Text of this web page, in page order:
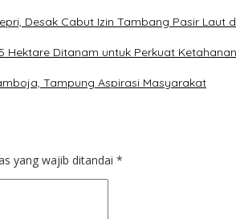
Desak Cabut Izin Tambang Pasir Laut
Hektare Ditanam untuk Perkuat
Tampung Aspirasi Masyarakat
yang wajib ditandai *